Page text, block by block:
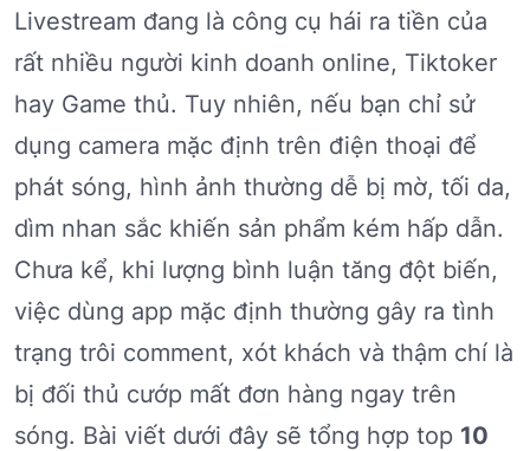
Livestream đang là công cụ hái ra tiền của
rất nhiều người kinh doanh online, Tiktoker
hay Game thủ. Tuy nhiên, nếu bạn chỉ sử
dụng camera mặc định trên điện thoại để
phát sóng, hình ảnh thường dễ bị mờ, tối da,
dìm nhan sắc khiến sản phẩm kém hấp dẫn.
Chưa kể, khi lượng bình luận tăng đột biến,
việc dùng app mặc định thường gây ra tình
trạng trôi comment, xót khách và thậm chí là
bị đối thủ cướp mất đơn hàng ngay trên
sóng. Bài viết dưới đây sẽ tổng hợp top 10